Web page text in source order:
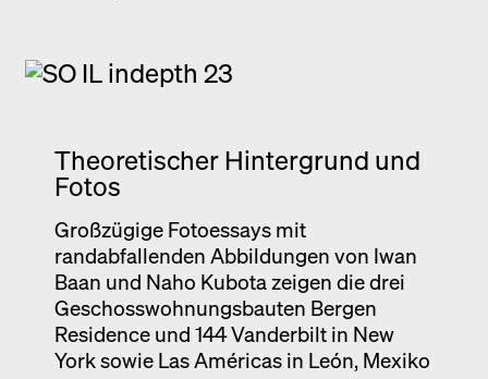
Theoretischer Hintergrund und
Fotos
Großzügige Fotoessays mit
randabfallenden Abbildungen von Iwan
Baan und Naho Kubota zeigen die drei
Geschosswohnungsbauten Bergen
Residence und 144 Vanderbilt in New
York sowie Las Américas in León, Mexiko